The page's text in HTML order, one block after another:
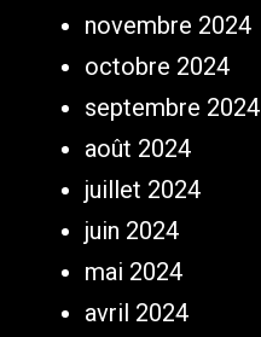
novembre 2024
octobre 2024
septembre 2024
août 2024
juillet 2024
juin 2024
mai 2024
avril 2024